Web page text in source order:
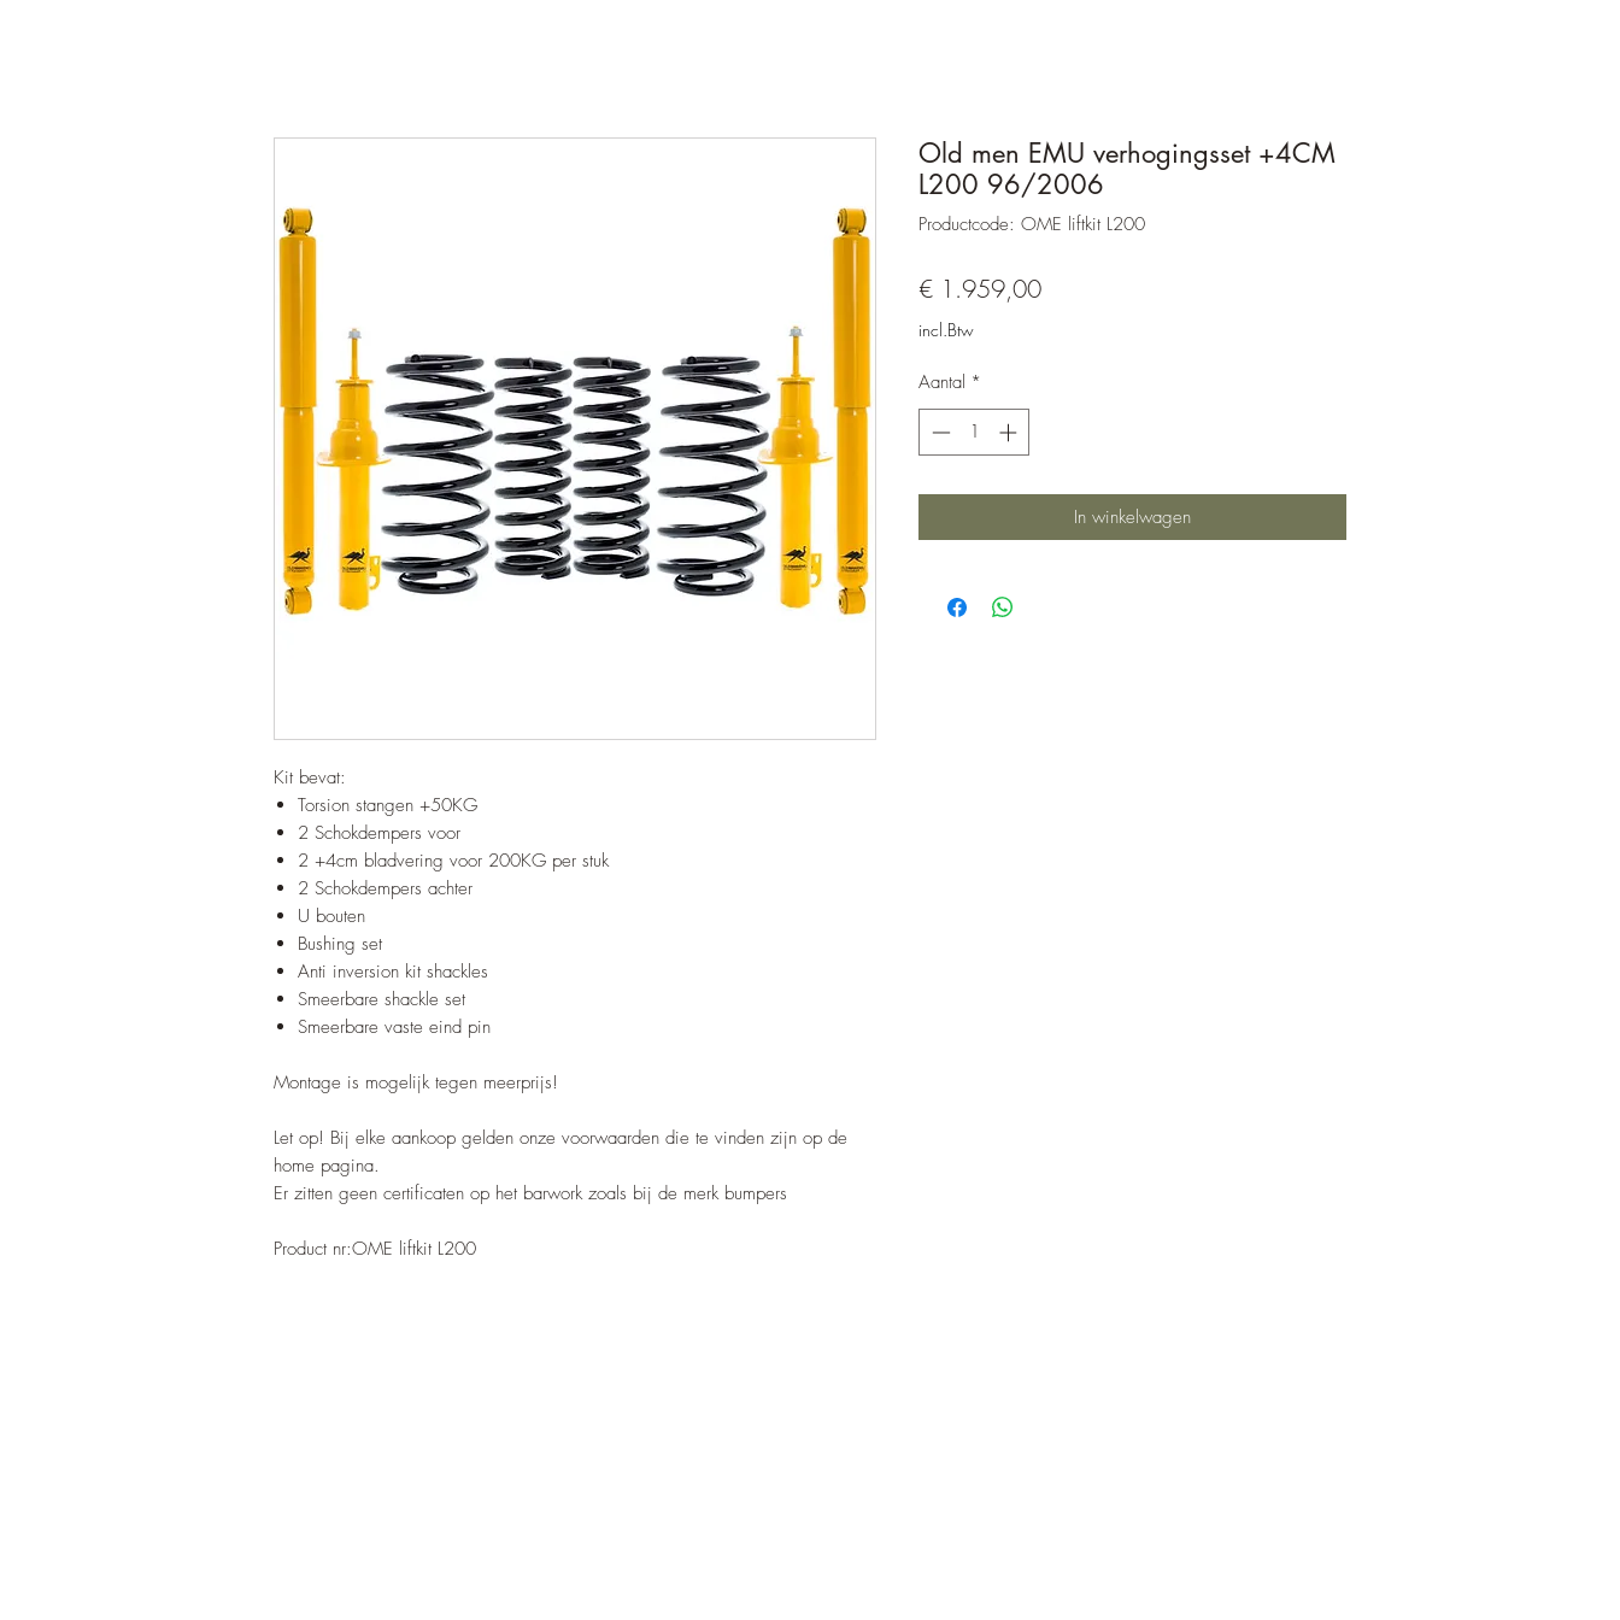
Kit bevat:
Torsion stangen +50KG
2 Schokdempers voor
2 +4cm bladvering voor 200KG per stuk
2 Schokdempers achter
U bouten
Bushing set
Anti inversion kit shackles
Smeerbare shackle set
Smeerbare vaste eind pin
Montage is mogelijk tegen meerprijs!
Let op! Bij elke aankoop gelden onze voorwaarden die te vinden zijn op de
home pagina.
Er zitten geen certificaten op het barwork zoals bij de merk bumpers
Product nr:OME liftkit L200
Old men EMU verhogingsset +4CM
L200 96/2006
Productcode: OME liftkit L200
€ 1.959,00Prijs
incl.Btw
Aantal *
In winkelwagen